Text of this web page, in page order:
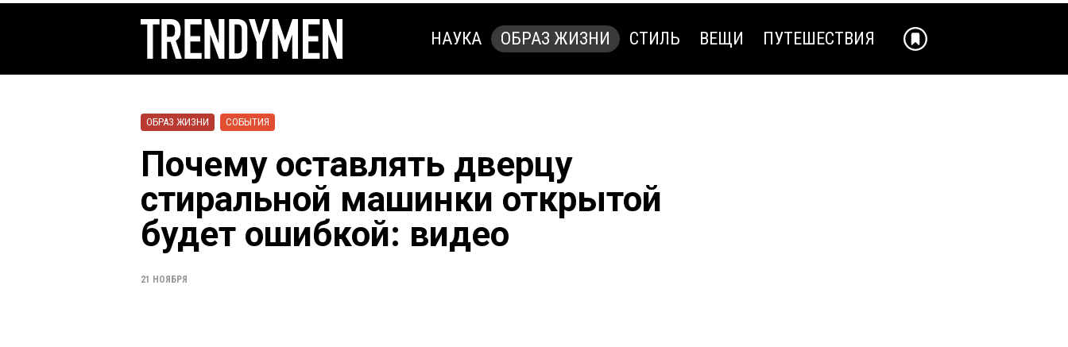
НАУКА ОБРАЗ ЖИЗНИ СТИЛЬ ВЕЩИ ПУТЕШЕСТВИЯ
ОБРАЗ ЖИЗНИ СОБЫТИЯ
Почему оставлять дверцу
стиральной машинки открытой
будет ошибкой: видео
21 НОЯБРЯ